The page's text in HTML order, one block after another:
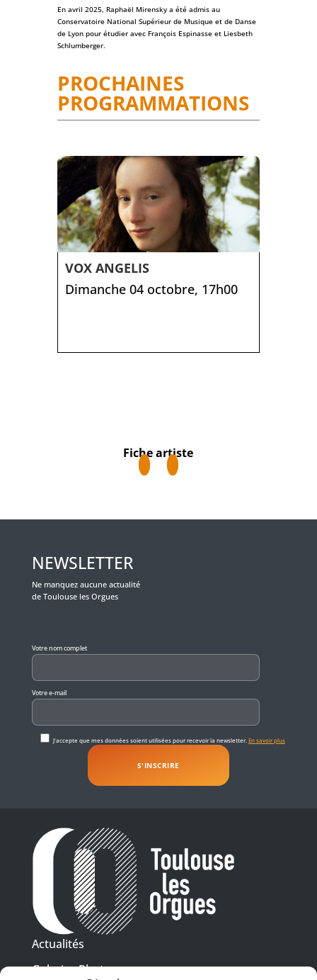
En avril 2025, Raphaël Mirensky a été admis au
Conservatoire National Supérieur de Musique et de Danse
de Lyon pour étudier avec François Espinasse et Liesbeth
Schlumberger.
PROCHAINES
PROGRAMMATIONS
VOX ANGELIS
Dimanche 04 octobre, 17h00
Fiche artiste
NEWSLETTER
Ne manquez aucune actualité
de Toulouse les Orgues
Votre nom complet
Votre e-mail
J'accepte que mes données soient utilisées pour recevoir la newsletter.En savoir plus
Actualités
Galeries Photos